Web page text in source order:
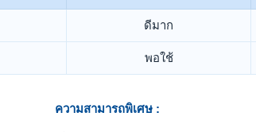
ดีมาก
พอใช้
ความสามารถพิเศษ :